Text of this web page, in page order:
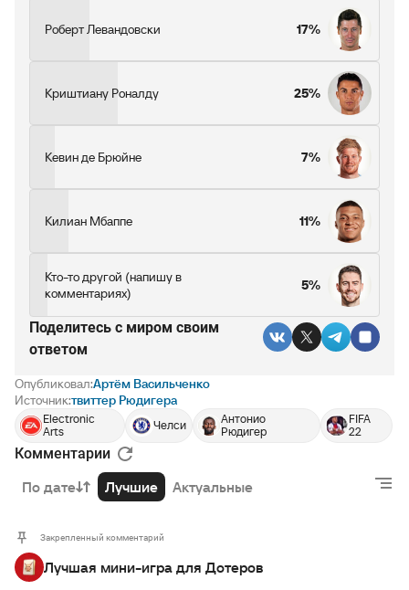
Роберт Левандовски 17%
Криштиану Роналду 25%
Кевин де Брюйне 7%
Килиан Мбаппе 11%
Кто-то другой (напишу в
комментариях)
5%
Поделитесь c миром своим
ответом
Опубликовал:Артём Васильченко
Источник:твиттер Рюдигера
Electronic
Arts
Челси
Антонио
Рюдигер
FIFA
22
Комментарии
По дате Лучшие Актуальные
Закрепленный комментарий
Лучшая мини-игра для Дотеров